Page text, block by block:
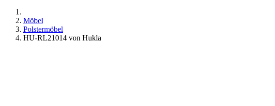
Möbel
Polstermöbel
HU-RL21014 von Hukla